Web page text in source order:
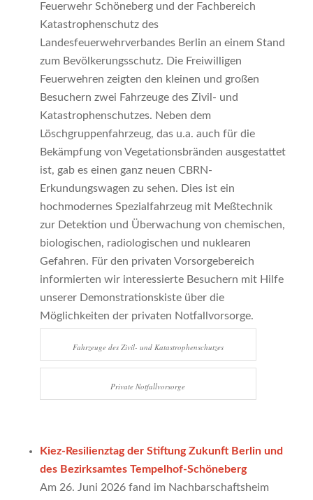
Feuerwehr Schöneberg und der Fachbereich
Katastrophenschutz des
Landesfeuerwehrverbandes Berlin an einem Stand
zum Bevölkerungsschutz. Die Freiwilligen
Feuerwehren zeigten den kleinen und großen
Besuchern zwei Fahrzeuge des Zivil- und
Katastrophenschutzes. Neben dem
Löschgruppenfahrzeug, das u.a. auch für die
Bekämpfung von Vegetationsbränden ausgestattet
ist, gab es einen ganz neuen CBRN-
Erkundungswagen zu sehen. Dies ist ein
hochmodernes Spezialfahrzeug mit Meßtechnik
zur Detektion und Überwachung von chemischen,
biologischen, radiologischen und nuklearen
Gefahren. Für den privaten Vorsorgebereich
informierten wir interessierte Besuchern mit Hilfe
unserer Demonstrationskiste über die
Möglichkeiten der privaten Notfallvorsorge.
Fahrzeuge des Zivil- und Katastrophenschutzes
Private Notfallvorsorge
Kiez-Resilienztag der Stiftung Zukunft Berlin und
des Bezirksamtes Tempelhof-Schöneberg
Am 26. Juni 2026 fand im Nachbarschaftsheim